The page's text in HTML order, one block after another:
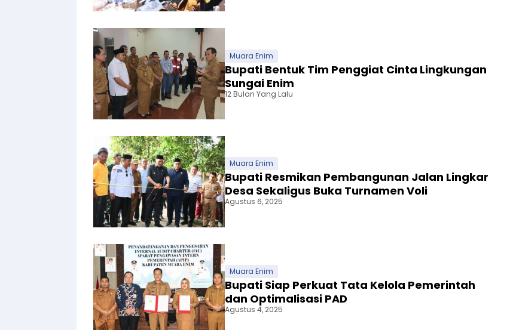
Muara Enim
Bupati Bentuk Tim Penggiat Cinta Lingkungan
Sungai Enim
12 Bulan Yang Lalu
Muara Enim
Bupati Resmikan Pembangunan Jalan Lingkar
Desa Sekaligus Buka Turnamen Voli
Agustus 6, 2025
Muara Enim
Bupati Siap Perkuat Tata Kelola Pemerintah
dan Optimalisasi PAD
Agustus 4, 2025